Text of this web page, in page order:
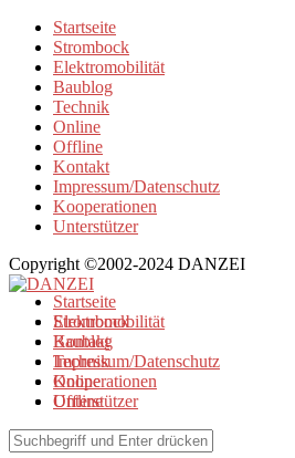
Startseite
Strombock
Elektromobilität
Baublog
Technik
Online
Offline
Kontakt
Impressum/Datenschutz
Kooperationen
Unterstützer
Copyright ©2002-2024 DANZEI
Startseite
Strombock
Kontakt
Impressum/Datenschutz
Kooperationen
Unterstützer
Elektromobilität
Baublog
Technik
Online
Offline
Browse Tag